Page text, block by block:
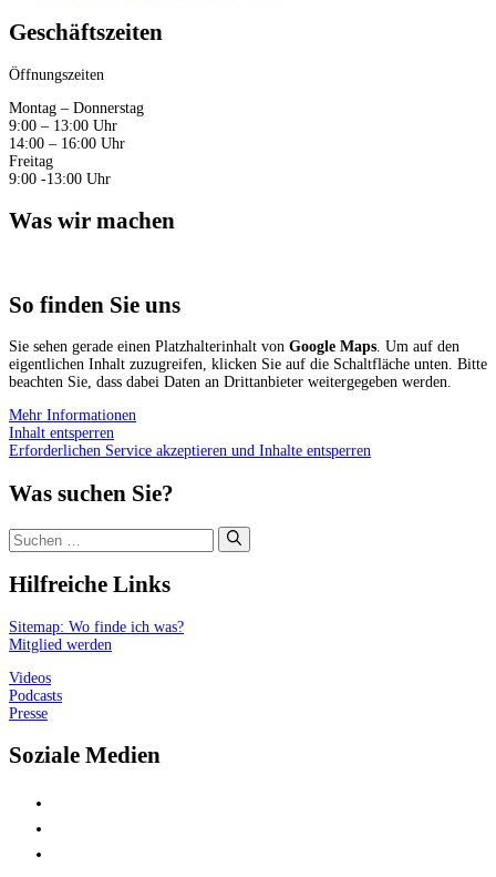
Geschäftszeiten
Öffnungszeiten
Montag – Donnerstag
9:00 – 13:00 Uhr
14:00 – 16:00 Uhr
Freitag
9:00 -13:00 Uhr
Was wir machen
So finden Sie uns
Sie sehen gerade einen Platzhalterinhalt von Google Maps. Um auf den
eigentlichen Inhalt zuzugreifen, klicken Sie auf die Schaltfläche unten. Bitte
beachten Sie, dass dabei Daten an Drittanbieter weitergegeben werden.
Mehr Informationen
Inhalt entsperren
Erforderlichen Service akzeptieren und Inhalte entsperren
Was suchen Sie?
Suchen
nach:
Hilfreiche Links
Sitemap: Wo finde ich was?
Mitglied werden
Videos
Podcasts
Presse
Soziale Medien